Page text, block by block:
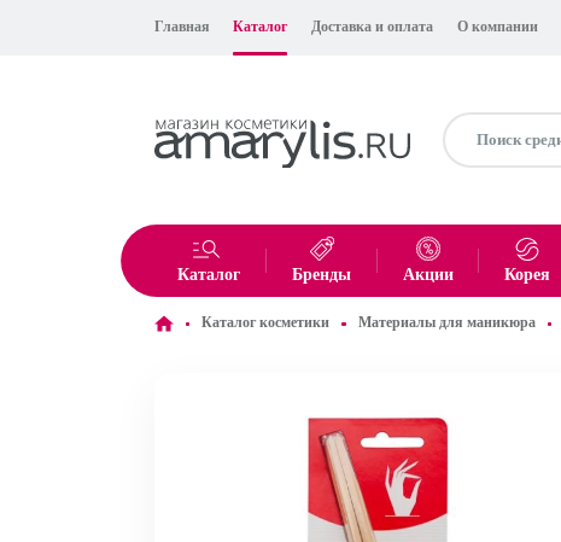
Главная Каталог Доставка и оплата О компании
Каталог Бренды Акции Корея
Каталог косметики Материалы для маникюра